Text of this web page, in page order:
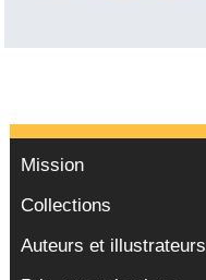
Mission
Collections
Auteurs et illustrateurs